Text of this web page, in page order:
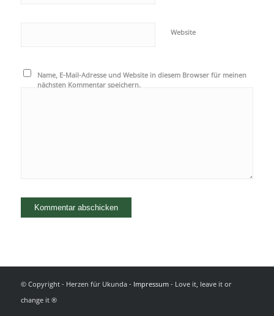
Website
Name, E-Mail-Adresse und Website in diesem Browser für meinen
nächsten Kommentar speichern.
© Copyright - Herzen für Ukunda - Impressum- Love it, leave it or
change it ®